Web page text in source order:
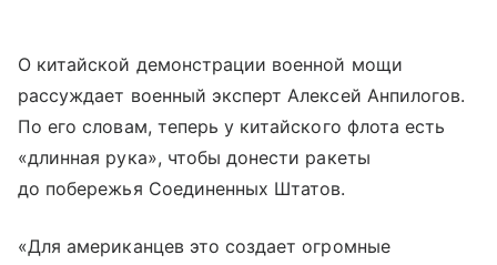
О китайской демонстрации военной мощи
рассуждает военный эксперт Алексей Анпилогов.
По его словам, теперь у китайского флота есть
«длинная рука», чтобы донести ракеты
до побережья Соединенных Штатов.
«Для американцев это создает огромные